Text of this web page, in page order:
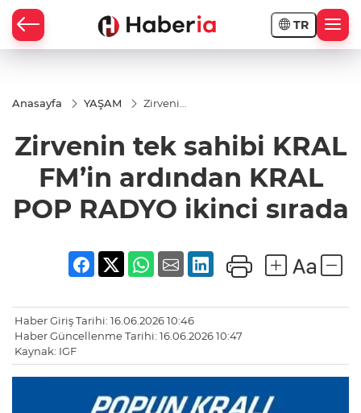
TR
Anasayfa YAŞAM
Zirvenin
KRAL
FM’in
ardından
KRAL
RADYO
ikinci
Zirvenin tek sahibi KRAL
FM’in ardından KRAL
POP RADYO ikinci sırada
Haber Giriş Tarihi: 16.06.2026 10:46
Haber Güncellenme Tarihi: 16.06.2026 10:47
Kaynak: IGF